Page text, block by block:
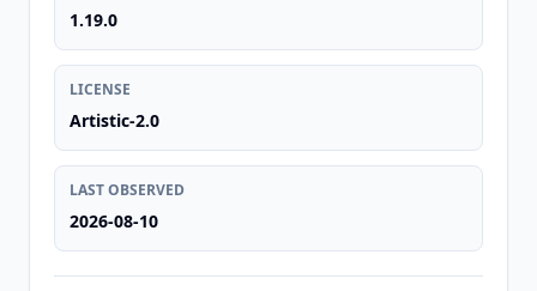
1.19.0
LICENSE
Artistic-2.0
LAST OBSERVED
2026-08-10